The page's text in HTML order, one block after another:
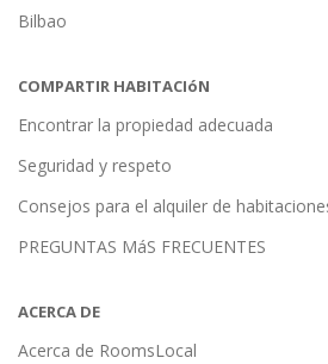
Bilbao
COMPARTIR HABITACIóN
Encontrar la propiedad adecuada
Seguridad y respeto
Consejos para el alquiler de
PREGUNTAS MáS FRECUENTES
ACERCA DE
Acerca de RoomsLocal